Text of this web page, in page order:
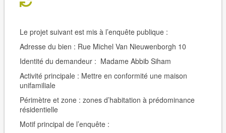
Le projet suivant est mis à l’enquête publique :
Adresse du bien : Rue Michel Van Nieuwenborgh 10
Identité du demandeur : Madame Abbib Siham
Activité principale : Mettre en conformité une maison
unifamiliale
Périmètre et zone : zones d’habitation à prédominance
résidentielle
Motif principal de l’enquête :